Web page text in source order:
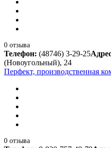
0 отзыва
Телефон: (48746) 3-29-25
(Новоугольный), 24
Перфект, производственная
0 отзыва